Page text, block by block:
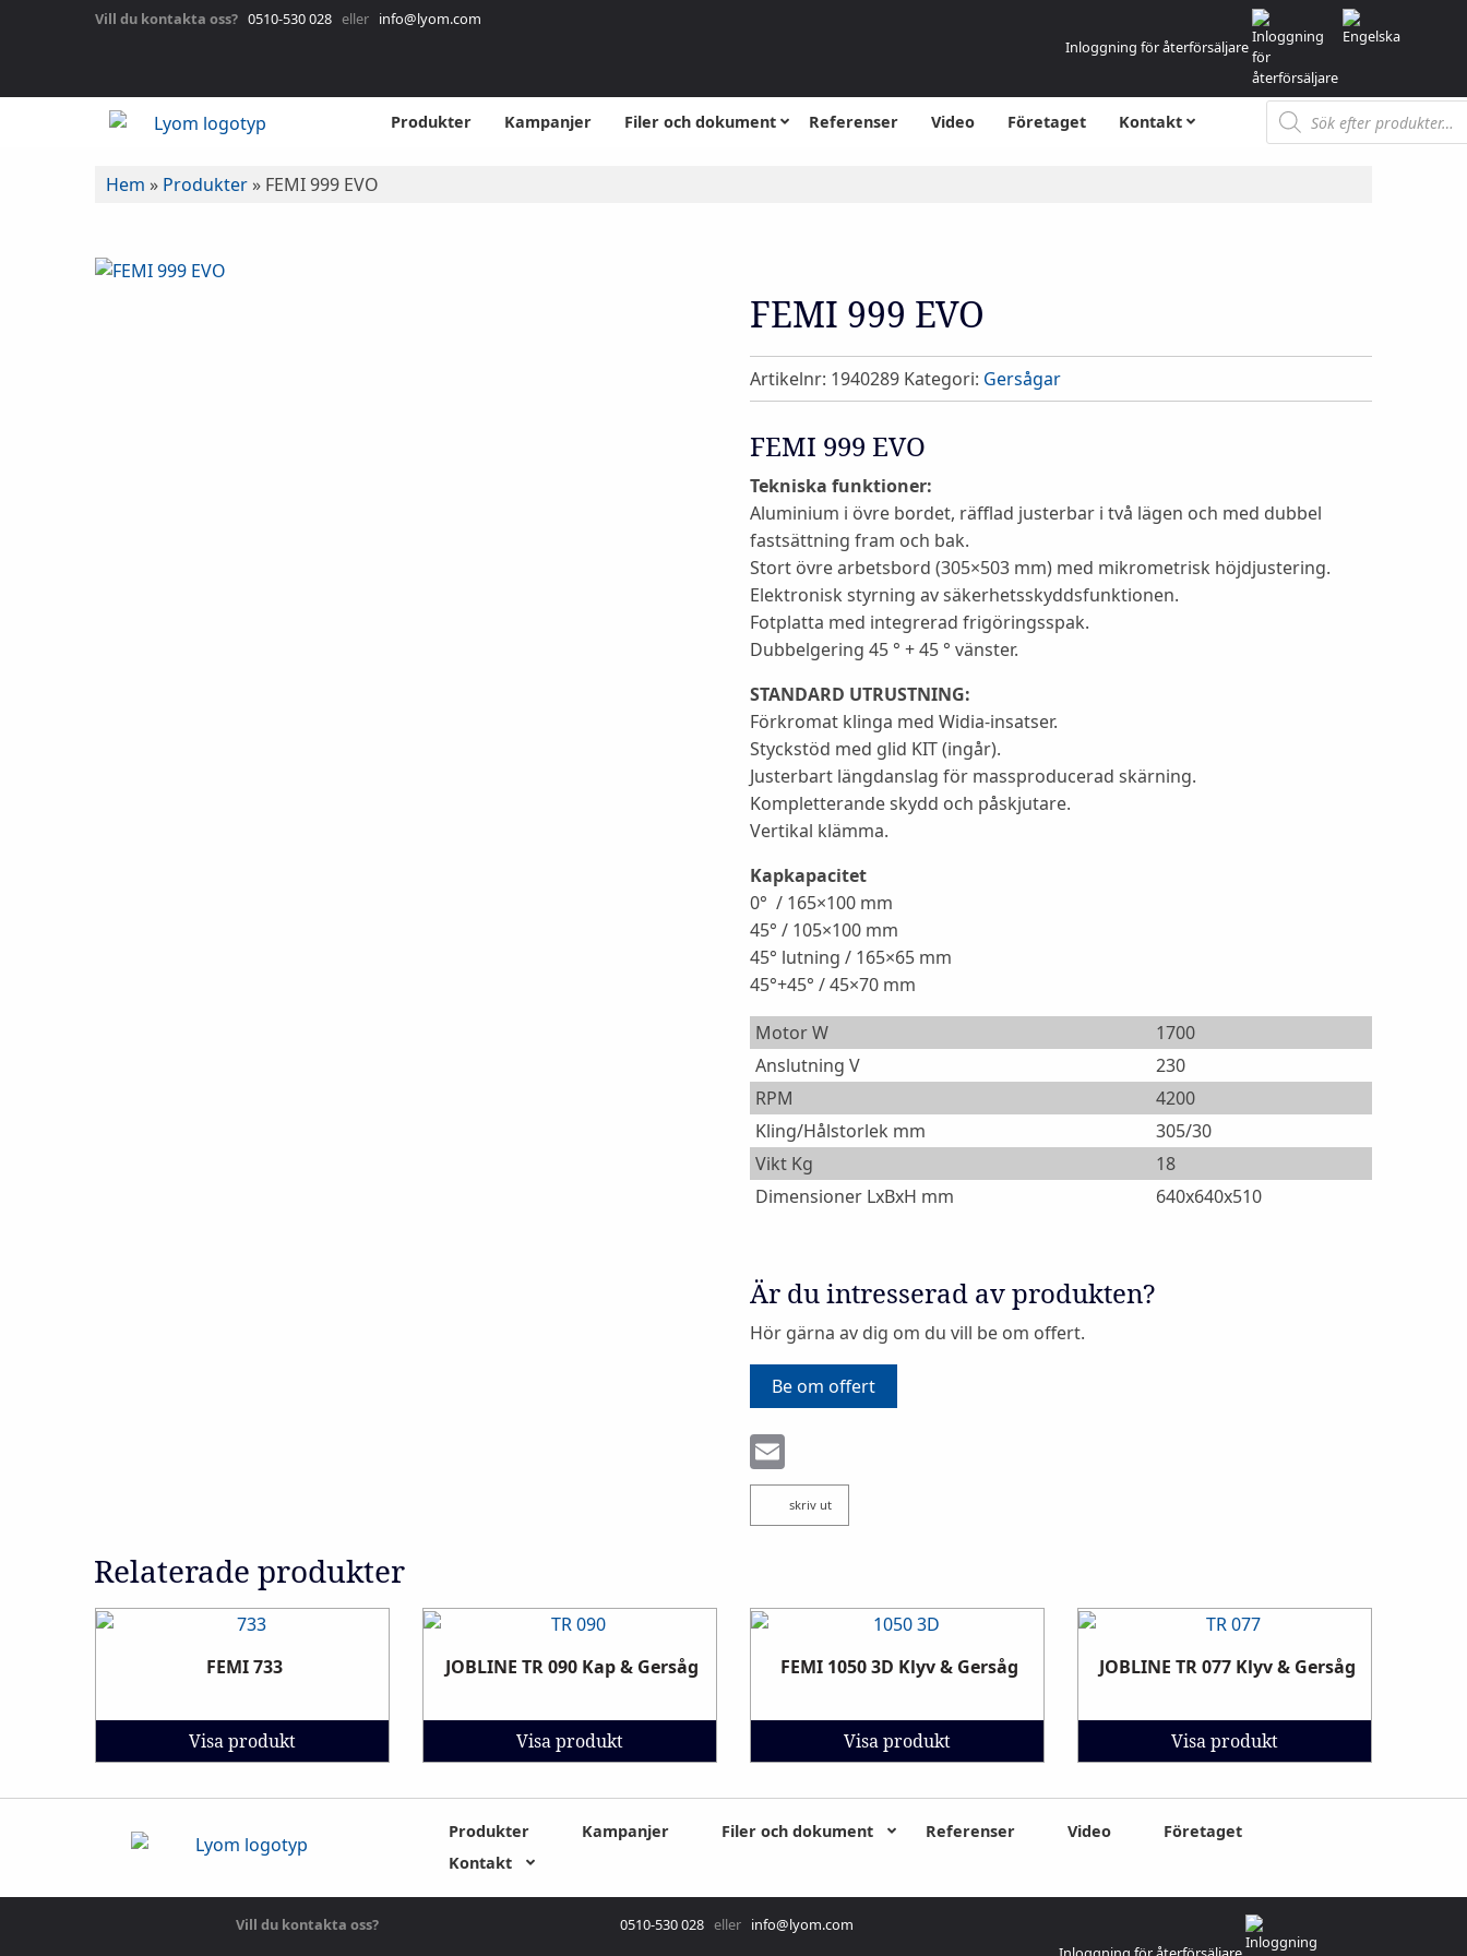
Vill du kontakta oss? 0510-530 028 eller info@lyom.com
Inloggning för återförsäljare
Produkter Kampanjer Filer och dokument Referenser Video Företaget Kontakt Produktsökning
Hem » Produkter » FEMI 999 EVO
FEMI 999 EVO
Artikelnr: 1940289 Kategori: Gersågar
FEMI 999 EVO
Tekniska funktioner:
Aluminium i övre bordet, räfflad justerbar i två lägen och med dubbel
fastsättning fram och bak.
Stort övre arbetsbord (305×503 mm) med mikrometrisk höjdjustering.
Elektronisk styrning av säkerhetsskyddsfunktionen.
Fotplatta med integrerad frigöringsspak.
Dubbelgering 45 ° + 45 ° vänster.
STANDARD UTRUSTNING:
Förkromat klinga med Widia-insatser.
Styckstöd med glid KIT (ingår).
Justerbart längdanslag för massproducerad skärning.
Kompletterande skydd och påskjutare.
Vertikal klämma.
Kapkapacitet
0° / 165×100 mm
45° / 105×100 mm
45° lutning / 165×65 mm
45°+45° / 45×70 mm
Motor W
1700
Anslutning V
230
RPM
4200
Kling/Hålstorlek mm
305/30
Vikt Kg
18
Dimensioner LxBxH mm
640x640x510
Är du intresserad av produkten?
Hör gärna av dig om du vill be om offert.
Be om offert
skriv ut
Relaterade produkter
FEMI 733
Visa produkt
JOBLINE TR 090 Kap & Gersåg
Visa produkt
FEMI 1050 3D Klyv & Gersåg
Visa produkt
JOBLINE TR 077 Klyv & Gersåg
Visa produkt
Produkter Kampanjer Filer och dokument Referenser Video
Företaget
Kontakt
Vill du kontakta oss? 0510-530 028 eller info@lyom.com